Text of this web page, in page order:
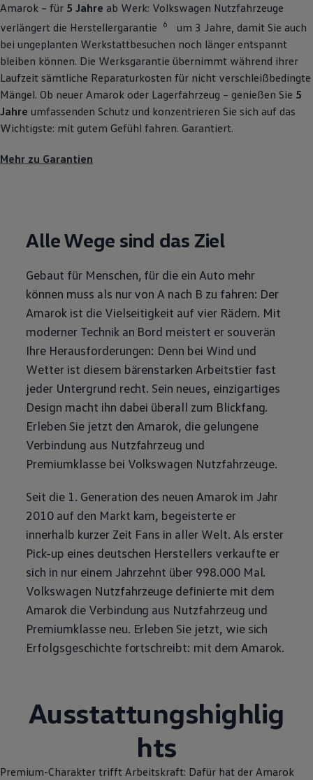
Amarok – für 5 Jahre ab Werk: Volkswagen Nutzfahrzeuge
verlängert die Herstellergarantie
6
um 3 Jahre, damit Sie auch
bei ungeplanten Werkstattbesuchen noch länger entspannt
bleiben können. Die Werksgarantie übernimmt während ihrer
Laufzeit sämtliche Reparaturkosten für nicht verschleißbedingte
Mängel. Ob neuer Amarok oder Lagerfahrzeug – genießen Sie 5
Jahre umfassenden Schutz und konzentrieren Sie sich auf das
Wichtigste: mit gutem Gefühl fahren. Garantiert.
Mehr zu Garantien
Alle Wege sind das Ziel
Gebaut für Menschen, für die ein Auto mehr
können muss als nur von A nach B zu fahren: Der
Amarok ist die Vielseitigkeit auf vier Rädern. Mit
moderner Technik an Bord meistert er souverän
Ihre Herausforderungen: Denn bei Wind und
Wetter ist diesem bärenstarken Arbeitstier fast
jeder Untergrund recht. Sein neues, einzigartiges
Design macht ihn dabei überall zum Blickfang.
Erleben Sie jetzt den Amarok, die gelungene
Verbindung aus Nutzfahrzeug und
Premiumklasse bei Volkswagen Nutzfahrzeuge.
Seit die 1. Generation des neuen Amarokim Jahr
2010 auf den Markt kam, begeisterte er
innerhalb kurzer Zeit Fans in aller Welt. Als erster
Pick-up eines deutschen Herstellers verkaufte er
sich in nur einem Jahrzehnt über 998.000 Mal.
Volkswagen Nutzfahrzeuge definierte mit dem
Amarok die Verbindung aus Nutzfahrzeug und
Premiumklasse neu. Erleben Sie jetzt, wie sich
Erfolgsgeschichte fortschreibt: mit dem Amarok.
Ausstattungshighlig
hts
Premium-Charakter trifft Arbeitskraft: Dafür hat der Amarok